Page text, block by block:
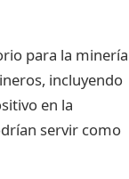
para la minería
incluyendo
en la
servir como